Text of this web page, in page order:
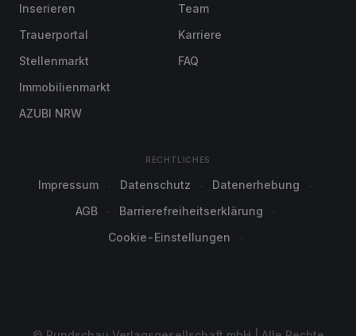
Inserieren
Trauerportal
Stellenmarkt
Immobilienmarkt
AZUBI NRW
Team
Karriere
FAQ
RECHTLICHES
Impressum Datenschutz
Datenerhebung
AGB
Barrierefreiheitserklärung
Cookie-Einstellungen